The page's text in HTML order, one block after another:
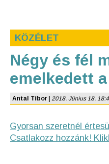
KÖZÉLET
Négy és fél
emelkedett
Antal Tibor 2018. Június 18.
Gyorsan szeretnél
Csatlakozz hozzánk!